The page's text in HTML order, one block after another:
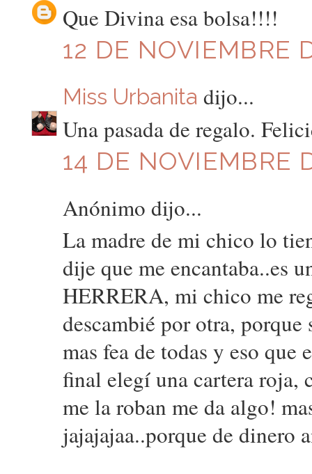
Que Divina esa bolsa!!!!
12 DE NOVIEMBRE
Miss Urbanita dijo...
Una pasada de regalo.
14 DE NOVIEMBRE
Anónimo dijo...
La madre de mi chico lo
dije que me encantaba..es
HERRERA, mi chico me
descambié por otra,
mas fea de todas y eso
final elegí una cartera roja,
me la roban me da algo!
jajajajaa..porque de dinero